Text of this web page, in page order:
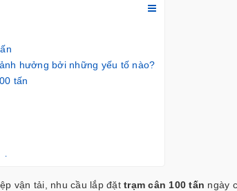
hưởng bởi những yếu tố nào?
tấn
vận tải, nhu cầu lắp đặttrạm cân 100 tấn ngày